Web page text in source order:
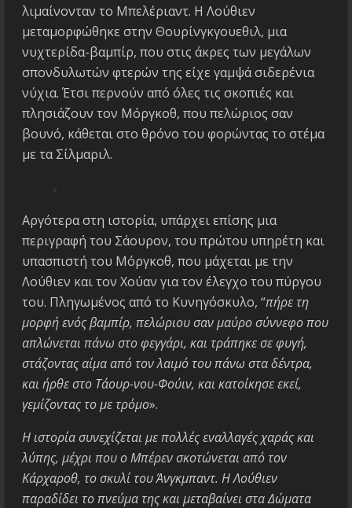
λιμαίνονταν το Μπελέριαντ. Η Λούθιεν
μεταμορφώθηκε στην Θουρίνγκγουεθιλ, μια
νυχτερίδα-βαμπίρ, που στις άκρες των μεγάλων
σπονδυλωτών φτερών της είχε γαμψά σιδερένια
νύχια. Έτσι περνούν από όλες τις σκοπιές και
πλησιάζουν τον Μόργκοθ, που πελώριος σαν
βουνό, κάθεται στο θρόνο του φορώντας το στέμα
με τα Σίλμαριλ.
Αργότερα στη ιστορία, υπάρχει επίσης μια
περιγραφή του Σάουρον, του πρώτου υπηρέτη και
υπασπιστή του Μόργκοθ, που μάχεται με την
Λούθιεν και τον Χούαν για τον έλεγχο του πύργου
του. Πληγωμένος από το Κυνηγόσκυλο, “πήρε τη
μορφή ενός βαμπίρ, πελώριου σαν μαύρο σύννεφο που
απλώνεται πάνω στο φεγγάρι, και τράπηκε σε φυγή,
στάζοντας αίμα από τον λαιμό του πάνω στα δέντρα,
και ήρθε στο Τάουρ-νου-Φούιν, και κατοίκησε εκεί,
γεμίζοντας το με τρόμο».
Η ιστορία συνεχίζεται με πολλές εναλλαγές χαράς και
λύπης, μέχρι που ο Μπέρεν σκοτώνεται από τον
Κάρχαροθ, το σκυλί του Άνγκμπαντ. Η Λούθιεν
παραδίδει το πνεύμα της και μεταβαίνει στα Δώματα